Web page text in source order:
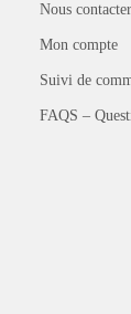
Nous contacter
Mon compte
Suivi de
FAQS –